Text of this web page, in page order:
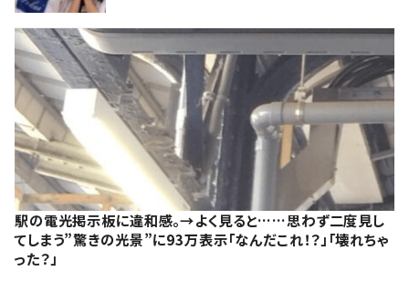
駅の電光掲示板に違和感。→よく見ると……思わず二度見し
てしまう”驚きの光景”に93万表示「なんだこれ！？」「壊れちゃ
った？」